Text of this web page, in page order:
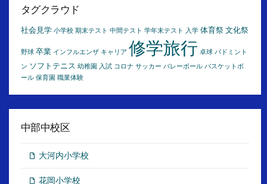
イ
タグクラウド
社会見学 小学校 期末テスト 中間テスト 学年末テスト 入学 体育祭 文化祭
野球 卒業 インフルエンザ キャリア 修学旅行 卓球 バドミント
ン ソフトテニス 幼稚園 入試 コロナ サッカー バレーボール バスケットボ
ール 保育園 職業体験
中部中校区
大河内小学校
花岡小学校